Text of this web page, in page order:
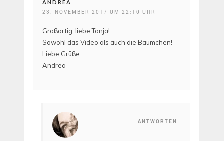
ANDREA
23. NOVEMBER 2017 UM 22:10 UHR
Großartig, liebe Tanja!
Sowohl das Video als auch die Bäumchen!
Liebe Grüße
Andrea
ANTWORTEN